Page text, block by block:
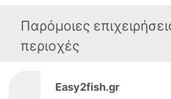
Παρόμοιες
περιοχές
Easy2fish.gr